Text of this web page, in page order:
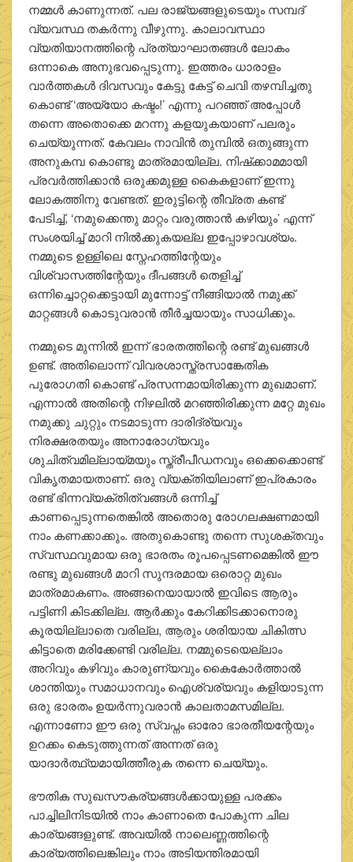
നമ്മള്‍ കാണുന്നത്. പല രാജ്യങ്ങളുടെയും സമ്പദ്
വ്യവസ്ഥ തകര്‍ന്നു വീഴുന്നു. കാലാവസ്ഥാ
വ്യതിയാനത്തിന്റെ പ്രത്യാഘാതങ്ങള്‍ ലോകം
ഒന്നാകെ അനുഭവപ്പെടുന്നു. ഇത്തരം ധാരാളം
വാര്‍ത്തകള്‍ ദിവസവും കേട്ടു കേട്ട് ചെവി തഴമ്പിച്ചതു
കൊണ്ട് ‘അയ്യോ കഷ്ടം!’ എന്നു പറഞ്ഞ് അപ്പോള്‍
തന്നെ അതൊക്കെ മറന്നു കളയുകയാണ് പലരും
ചെയ്യുന്നത്. കേവലം നാവിന്‍ തുമ്പില്‍ ഒതുങ്ങുന്ന
അനുകമ്പ കൊണ്ടു മാത്രമായില്ല. നിഷ്‌ക്കാമമായി
പ്രവര്‍ത്തിക്കാന്‍ ഒരുക്കമുള്ള കൈകളാണ് ഇന്നു
ലോകത്തിനു വേണ്ടത്. ഇരുട്ടിന്റെ തീവ്രത കണ്ട്
പേടിച്ച്, ‘നമുക്കെന്തു മാറ്റം വരുത്താന്‍ കഴിയും’ എന്ന്
സംശയിച്ച് മാറി നില്‍ക്കുകയല്ല ഇപ്പോഴാവശ്യം.
നമ്മുടെ ഉള്ളിലെ സ്നേഹത്തിന്റേയും
വിശ്വാസത്തിന്റേയും ദീപങ്ങള്‍ തെളിച്ച്
ഒന്നിച്ചൊറ്റക്കെട്ടായി മുന്നോട്ട് നീങ്ങിയാല്‍ നമുക്ക്
മാറ്റങ്ങള്‍ കൊടുവരാന്‍ തീര്‍ച്ചയായും സാധിക്കും.
നമ്മുടെ മുന്നില്‍ ഇന്ന് ഭാരതത്തിന്റെ രണ്ട് മുഖങ്ങള്‍
ഉണ്ട്. അതിലൊന്ന് വിവരശാസ്ത്രസാങ്കേതിക
പുരോഗതി കൊണ്ട് പ്രസന്നമായിരിക്കുന്ന മുഖമാണ്.
എന്നാല്‍ അതിന്റെ നിഴലില്‍ മറഞ്ഞിരിക്കുന്ന മറ്റേ മുഖം
നമുക്കു ചുറ്റും നടമാടുന്ന ദാരിദ്ര്യവും
നിരക്ഷരതയും അനാരോഗ്യവും
ശുചിത്വമില്ലായ്മയും സ്ത്രീപീഡനവും ഒക്കെക്കൊണ്ട്
വികൃതമായതാണ്. ഒരു വ്യക്തിയിലാണ് ഇപ്രകാരം
രണ്ട് ഭിന്നവ്യക്തിത്വങ്ങള്‍ ഒന്നിച്ച്
കാണപ്പെടുന്നതെങ്കില്‍ അതൊരു രോഗലക്ഷണമായി
നാം കണക്കാക്കും. അതുകൊണ്ടു തന്നെ സുശക്തവും
സ്വസ്ഥവുമായ ഒരു ഭാരതം രൂപപ്പെടണമെങ്കില്‍ ഈ
രണ്ടു മുഖങ്ങള്‍ മാറി സുന്ദരമായ ഒരൊറ്റ മുഖം
മാത്രമാകണം. അങ്ങനെയായാല്‍ ഇവിടെ ആരും
പട്ടിണി കിടക്കില്ല. ആര്‍ക്കും കേറിക്കിടക്കാനൊരു
കൂരയില്ലാതെ വരില്ല, ആരും ശരിയായ ചികിത്സ
കിട്ടാതെ മരിക്കേണ്ടി വരില്ല. നമ്മുടെയെല്ലാം
അറിവും കഴിവും കാരുണ്യവും കൈകോര്‍ത്താല്‍
ശാന്തിയും സമാധാനവും ഐശ്വര്യവും കളിയാടുന്ന
ഒരു ഭാരതം ഉയര്‍ന്നുവരാന്‍ കാലതാമസമില്ല.
എന്നാണോ ഈ ഒരു സ്വപ്നം ഓരോ ഭാരതീയന്റേയും
ഉറക്കം കെടുത്തുന്നത് അന്നത് ഒരു
യാദാര്‍ത്ഥ്യമായിത്തീരുക തന്നെ ചെയ്യും.
ഭൗതിക സുഖസൗകര്യങ്ങള്‍ക്കായുള്ള പരക്കം
പാച്ചിലിനിടയില്‍ നാം കാണാതെ പോകുന്ന ചില
കാര്യങ്ങളുണ്ട്. അവയില്‍ നാലെണ്ണത്തിന്റെ
കാര്യത്തിലെങ്കിലും നാം അടിയന്തിരമായി